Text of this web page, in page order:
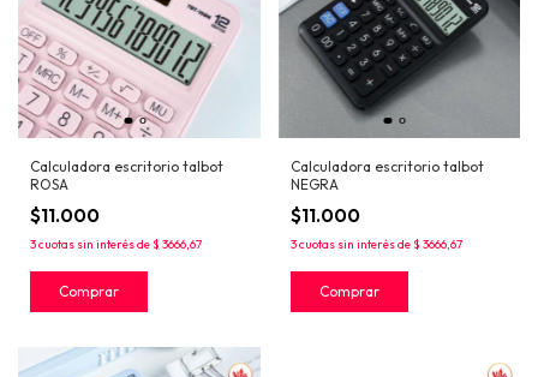
Calculadora escritorio talbot
ROSA
$11.000
3cuotas sin interés de$ 3666,67
Calculadora escritorio talbot
NEGRA
$11.000
3cuotas sin interés de$ 3666,67